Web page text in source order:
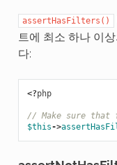
assertHasFilters()
트에 최소 하나 이
다:
<?php
// Make sure that
$this->